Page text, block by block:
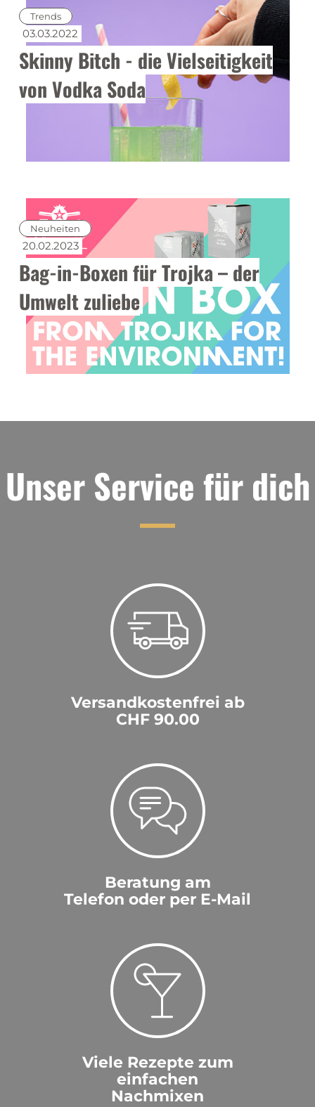
Trends
03.03.2022
Skinny Bitch - die Vielseitigkeit
von Vodka Soda
Neuheiten
20.02.2023
Bag-in-Boxen für Trojka – der
Umwelt zuliebe
Unser Service für dich
Versandkostenfrei ab
CHF 90.00
Beratung am
Telefon oder per E-Mail
Viele Rezepte zum
einfachen
Nachmixen